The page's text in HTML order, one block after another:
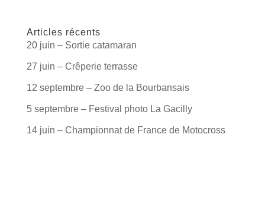
Articles récents
20 juin – Sortie catamaran
27 juin – Crêperie terrasse
12 septembre – Zoo de la Bourbansais
5 septembre – Festival photo La Gacilly
14 juin – Championnat de France de Motocross